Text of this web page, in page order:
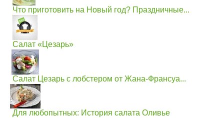
Что приготовить на Новый год? Праздничные...
Салат «Цезарь»
Салат Цезарь с лобстером от Жана-Франсуа...
Для любопытных: История салата Оливье